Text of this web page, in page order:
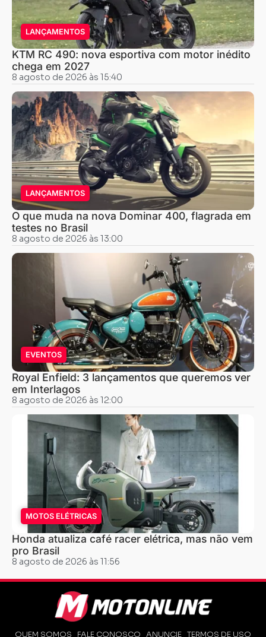
LANÇAMENTOS
KTM RC 490: nova esportiva com motor inédito
chega em 2027
8 agosto de 2026 às 15:40
LANÇAMENTOS
O que muda na nova Dominar 400, flagrada em
testes no Brasil
8 agosto de 2026 às 13:00
EVENTOS
Royal Enfield: 3 lançamentos que queremos ver
em Interlagos
8 agosto de 2026 às 12:00
MOTOS ELÉTRICAS
Honda atualiza café racer elétrica, mas não vem
pro Brasil
8 agosto de 2026 às 11:56
QUEM SOMOS FALE CONOSCO ANUNCIE TERMOS DE USO